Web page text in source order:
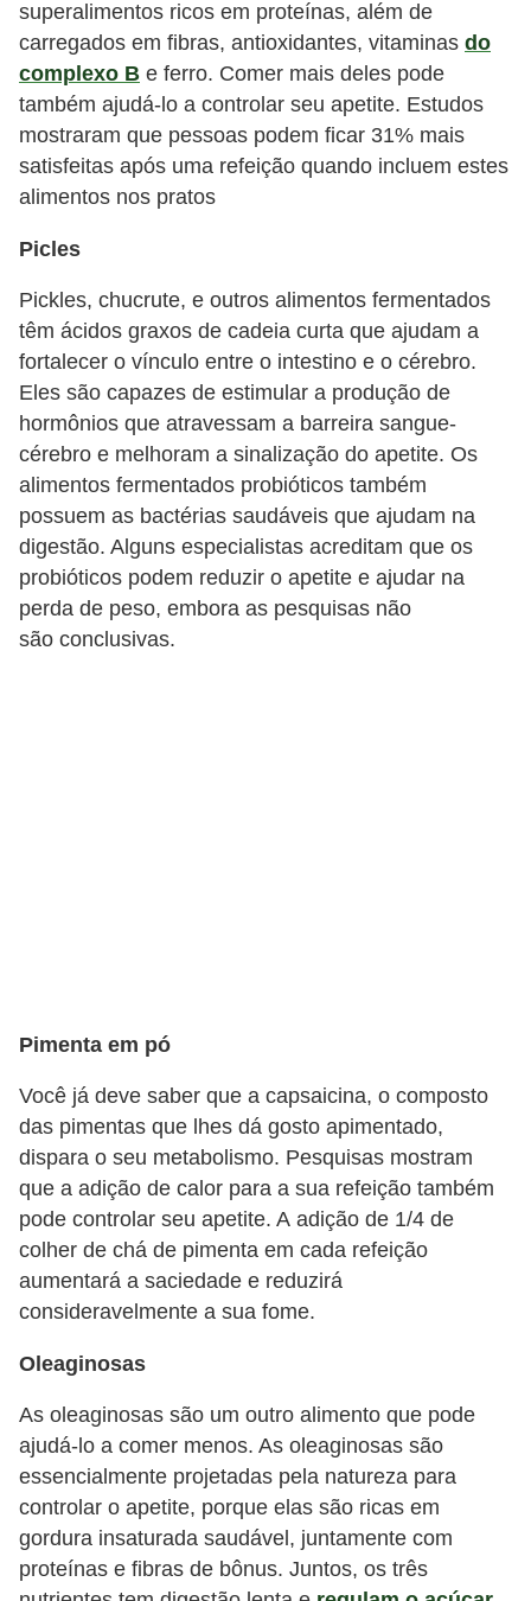
superalimentos ricos em proteínas, além de
carregados em fibras, antioxidantes, vitaminas do
complexo B e ferro. Comer mais deles pode
também ajudá-lo a controlar seu apetite. Estudos
mostraram que pessoas podem ficar 31% mais
satisfeitas após uma refeição quando incluem estes
alimentos nos pratos
Picles
Pickles, chucrute, e outros alimentos fermentados
têm ácidos graxos de cadeia curta que ajudam a
fortalecer o vínculo entre o intestino e o cérebro.
Eles são capazes de estimular a produção de
hormônios que atravessam a barreira sangue-
cérebro e melhoram a sinalização do apetite. Os
alimentos fermentados probióticos também
possuem as bactérias saudáveis ​​que ajudam na
digestão. Alguns especialistas acreditam que os
probióticos podem reduzir o apetite e ajudar na
perda de peso, embora as pesquisas não
são conclusivas.
Pimenta em pó
Você já deve saber que a capsaicina, o composto
das pimentas que lhes dá gosto apimentado,
dispara o seu metabolismo. Pesquisas mostram
que a adição de calor para a sua refeição também
pode controlar seu apetite. A adição de 1/4 de
colher de chá de pimenta em cada refeição
aumentará a saciedade e reduzirá
consideravelmente a sua fome.
Oleaginosas
As oleaginosas são um outro alimento que pode
ajudá-lo a comer menos. As oleaginosas são
essencialmente projetadas pela natureza para
controlar o apetite, porque elas são ricas em
gordura insaturada saudável, juntamente com
proteínas e fibras de bônus. Juntos, os três